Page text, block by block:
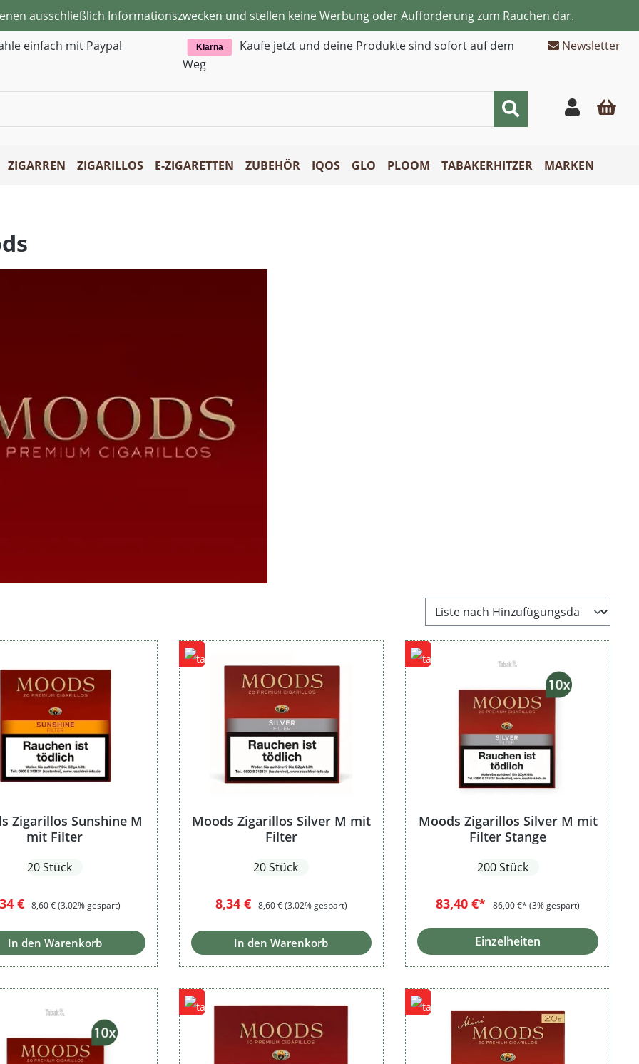
ausschließlich Informationszwecken und stellen keine Werbung oder Aufforderung zum Rauchen dar.
einfach mit Paypal Klarna
Kaufe jetzt und deine Produkte sind sofort auf dem
Weg
Newsletter
ZIGARREN ZIGARILLOS E-ZIGARETTEN ZUBEHÖR IQOS GLO PLOOM TABAKERHITZER MARKEN
Zigarillos Sunshine M
mit Filter
20 Stück
€ Regulärer Preis:
8,60 €(3.02% gespart)
In den Warenkorb
Moods Zigarillos Silver M mit
Filter
20 Stück
Verkaufspreis:
8,34 € Regulärer Preis:
8,60 €(3.02% gespart)
In den Warenkorb
Moods Zigarillos Silver M mit
Filter Stange
200 Stück
83,40 €* 86,00 €*(3% gespart)
Einzelheiten